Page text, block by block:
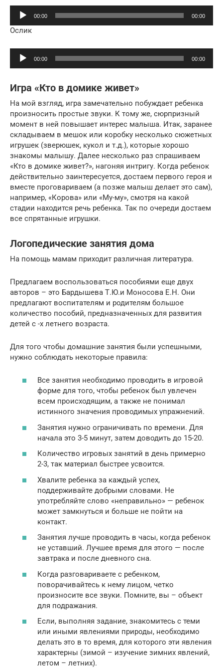
Аудиоплеер
00:00 00:00
Ослик
Аудиоплеер
00:00 00:00
Игра «Кто в домике живет»
На мой взгляд, игра замечательно побуждает ребенка
произносить простые звуки. К тому же, сюрпризный
момент в ней повышает интерес малыша. Итак, заранее
складываем в мешок или коробку несколько сюжетных
игрушек (зверюшек, кукол и т.д.), которые хорошо
знакомы малышу. Далее несколько раз спрашиваем
«Кто в домике живет?», нагоняя интригу. Когда ребенок
действительно заинтересуется, достаем первого героя и
вместе проговариваем (а позже малыш делает это сам),
например, «Корова» или «Му-му», смотря на какой
стадии находится речь ребенка. Так по очереди достаем
все спрятанные игрушки.
Логопедические занятия дома
На помощь мамам приходит различная литература.
Предлагаем воспользоваться пособиями еще двух
авторов – это Бардышева Т.Ю.и Моносова Е.Н. Они
предлагают воспитателям и родителям большое
количество пособий, предназначенных для развития
детей с -х летнего возраста.
Для того чтобы домашние занятия были успешными,
нужно соблюдать некоторые правила:
Все занятия необходимо проводить в игровой
форме для того, чтобы ребенок был увлечен
всем происходящим, а также не понимал
истинного значения проводимых упражнений.
Занятия нужно ограничивать по времени. Для
начала это 3-5 минут, затем доводить до 15-20.
Количество игровых занятий в день примерно
2-3, так материал быстрее усвоится.
Хвалите ребенка за каждый успех,
поддерживайте добрыми словами. Не
употребляйте слово «неправильно» — ребенок
может замкнуться и больше не пойти на
контакт.
Занятия лучше проводить в часы, когда ребенок
не уставший. Лучшее время для этого — после
завтрака и после дневного сна.
Когда разговариваете с ребенком,
поворачивайтесь к нему лицом, четко
произносите все звуки. Помните, вы – объект
для подражания.
Если, выполняя задание, знакомитесь с теми
или иными явлениями природы, необходимо
делать это в то время, для которого эти явления
характерны (зимой – изучение зимних явлений,
летом – летних).